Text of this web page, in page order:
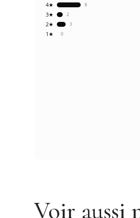
0
1★
3
2★
2
3★
8
4★
Voir aussi